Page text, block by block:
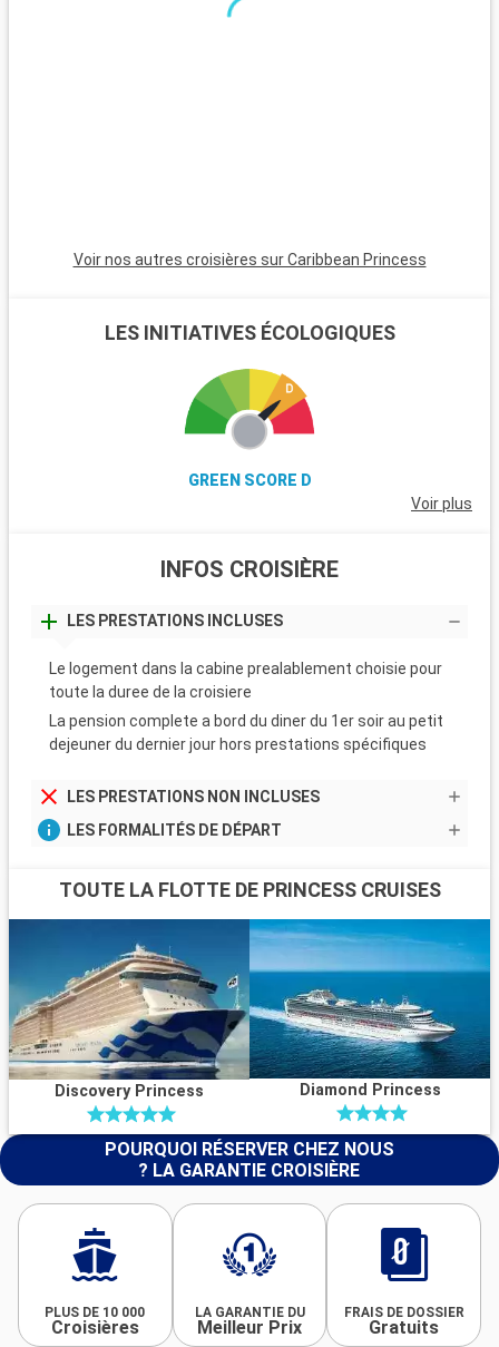
ses lacs et sa faune typique. La ville historique de Porvoo, à 50
Voir nos autres croisières sur Caribbean Princess
LES INITIATIVES ÉCOLOGIQUES
GREEN SCORE D
Voir plus
INFOS CROISIÈRE
LES PRESTATIONS INCLUSES
Le logement dans la cabine prealablement choisie pour
toute la duree de la croisiere
La pension complete a bord du diner du 1er soir au petit
dejeuner du dernier jour hors prestations spécifiques
LES PRESTATIONS NON INCLUSES
LES FORMALITÉS DE DÉPART
TOUTE LA FLOTTE DE PRINCESS CRUISES
Discovery Princess Diamond Princess
POURQUOI RÉSERVER CHEZ NOUS
? LA GARANTIE CROISIÈRE
PLUS DE 10 000
Croisières
LA GARANTIE DU
Meilleur Prix
FRAIS DE DOSSIER
Gratuits